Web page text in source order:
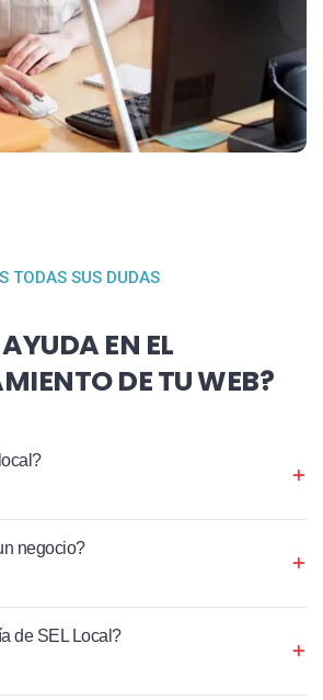
TODAS SUS DUDAS
EN EL
DE TU WEB?
negocio?
de SEL Local?